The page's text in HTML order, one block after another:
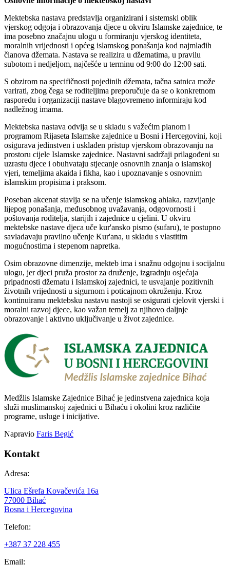
Mektebska nastava predstavlja organizirani i sistemski oblik
vjerskog odgoja i obrazovanja djece u okviru Islamske zajednice, te
ima posebno značajnu ulogu u formiranju vjerskog identiteta,
moralnih vrijednosti i općeg islamskog ponašanja kod najmlađih
članova džemata. Nastava se realizira u džematima, u pravilu
subotom i nedjeljom, najčešće u terminu od 9:00 do 12:00 sati.
S obzirom na specifičnosti pojedinih džemata, tačna satnica može
varirati, zbog čega se roditeljima preporučuje da se o konkretnom
rasporedu i organizaciji nastave blagovremeno informiraju kod
nadležnog imama.
Mektebska nastava odvija se u skladu s važećim planom i
programom Rijaseta Islamske zajednice u Bosni i Hercegovini, koji
osigurava jedinstven i usklađen pristup vjerskom obrazovanju na
prostoru cijele Islamske zajednice. Nastavni sadržaji prilagođeni su
uzrastu djece i obuhvataju stjecanje osnovnih znanja o islamskoj
vjeri, temeljima akaida i fikha, kao i upoznavanje s osnovnim
islamskim propisima i praksom.
Poseban akcenat stavlja se na učenje islamskog ahlaka, razvijanje
lijepog ponašanja, međusobnog uvažavanja, odgovornosti i
poštovanja roditelja, starijih i zajednice u cjelini. U okviru
mektebske nastave djeca uče kur'ansko pismo (sufaru), te postupno
savladavaju pravilno učenje Kur'ana, u skladu s vlastitim
mogućnostima i stepenom napretka.
Osim obrazovne dimenzije, mekteb ima i snažnu odgojnu i socijalnu
ulogu, jer djeci pruža prostor za druženje, izgradnju osjećaja
pripadnosti džematu i Islamskoj zajednici, te usvajanje pozitivnih
životnih vrijednosti u sigurnom i poticajnom okruženju. Kroz
kontinuiranu mektebsku nastavu nastoji se osigurati cjelovit vjerski i
moralni razvoj djece, kao važan temelj za njihovo daljnje
obrazovanje i aktivno uključivanje u život zajednice.
Medžlis Islamske Zajednice Bihać je jedinstvena zajednica koja
služi muslimanskoj zajednici u Bihaću i okolini kroz različite
programe, usluge i inicijative.
Napravio Faris Begić
Kontakt
Adresa:
Ulica Ešrefa Kovačevića 16a
77000 Bihać
Bosna i Hercegovina
Telefon:
+387 37 228 455
Email: